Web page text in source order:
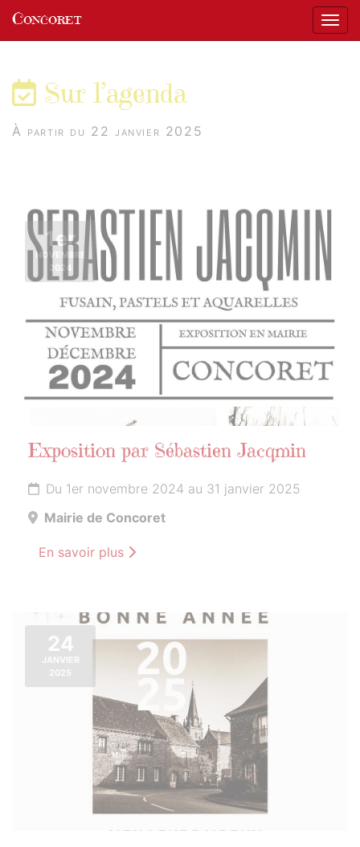
Concoret
Sur l’agenda
À partir du 22 janvier 2025
1er
NOVEMBRE
2024
Exposition par Sébastien Jacqmin
Du 1er novembre 2024 au 31 janvier 2025
Mairie de Concoret
En savoir plus
24
JANVIER
2025
Panneau de gestion des cookies